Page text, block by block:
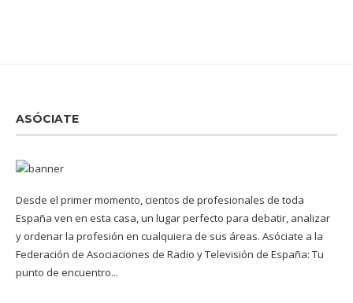
ASÓCIATE
Desde el primer momento, cientos de profesionales de toda
España ven en esta casa, un lugar perfecto para debatir, analizar
y ordenar la profesión en cualquiera de sus áreas. Asóciate a la
Federación de Asociaciones de Radio y Televisión de España: Tu
punto de encuentro...